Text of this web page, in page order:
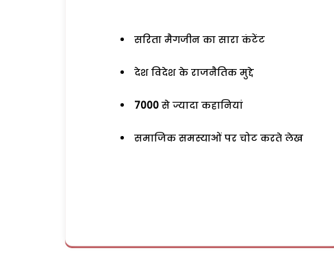
सरिता मैगजीन का सारा कंटेंट
देश विदेश के राजनैतिक मुद्दे
7000 से ज्यादा कहानियां
समाजिक समस्याओं पर चोट करते लेख